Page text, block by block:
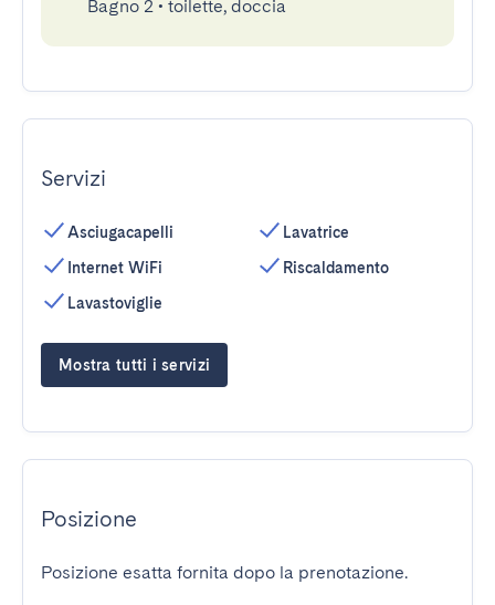
Bagno 2 • toilette, doccia
Servizi
Asciugacapelli
Internet WiFi
Lavastoviglie
Lavatrice
Riscaldamento
Mostra tutti i servizi
Posizione
Posizione esatta fornita dopo la prenotazione.